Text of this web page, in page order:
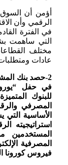
أؤمن أن
الرقمي وأن
في الفترة
التي ساهمت
مختلف
عادات
2-حصد بنك
في حفل
المصرفي
الأساسية
استراتيجيته
المستخدمين
المصرفية
فيروس كورونا